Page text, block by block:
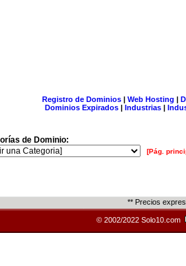
Registro de Dominios| Web Hosting |
Dominios Expirados | Industrias |
de Dominio:
[Pág.
** Precios
© 2002/2022 Solo10.com